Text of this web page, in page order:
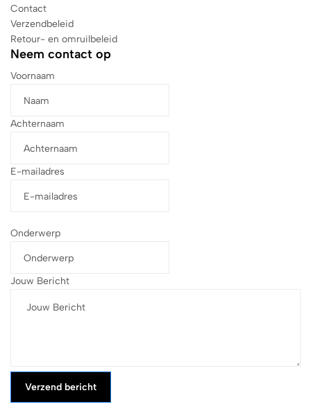
Contact
Verzendbeleid
Retour- en omruilbeleid
Neem contact op
Voornaam
Achternaam
E-mailadres
Onderwerp
Jouw Bericht
Verzend bericht